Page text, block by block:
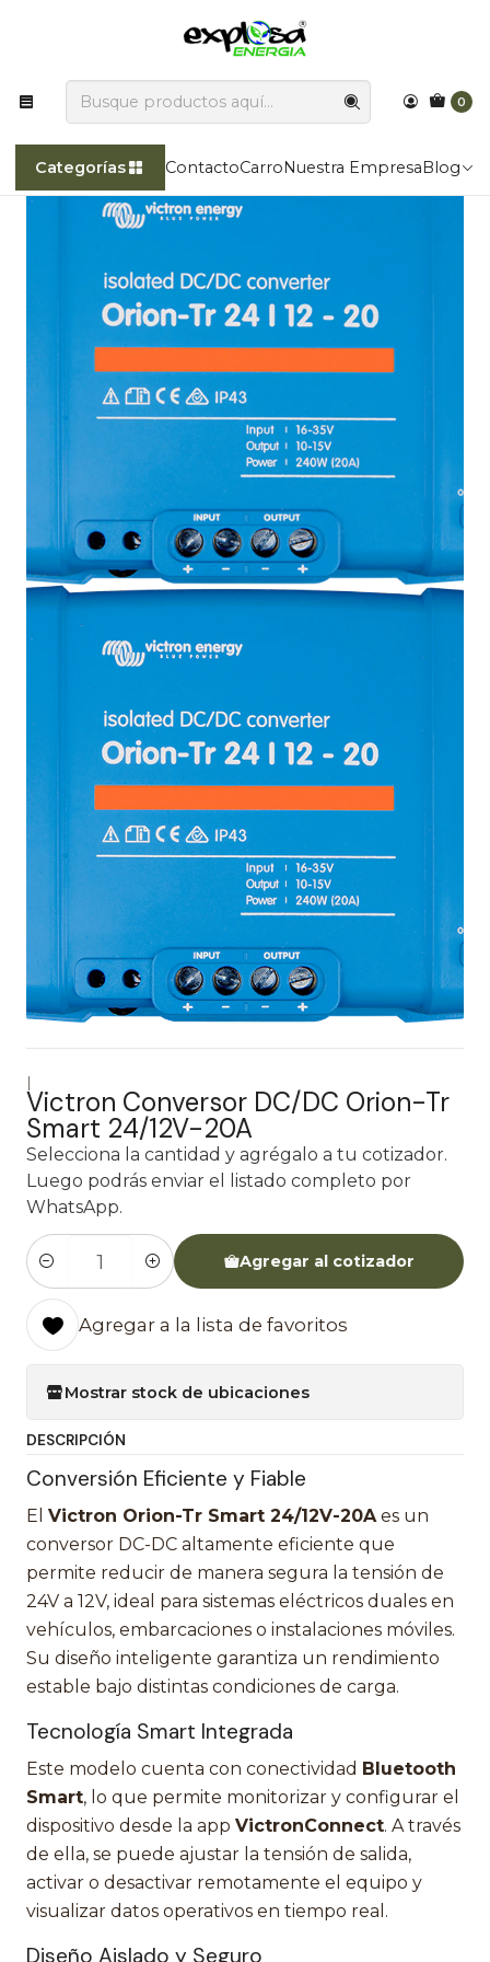
0
Categorías ContactoCarroNuestra EmpresaBlog
Explosa Energía transforma la luz del sol en poder!!
Victron Conversor DC/DC Orion-Tr Smart 24/12V-20A
|
Victron Conversor DC/DC Orion-Tr
Smart 24/12V-20A
Cantidad
Agregar al cotizador
Selecciona la cantidad y agrégalo a tu cotizador.
Luego podrás enviar el listado completo por
WhatsApp.
Agregar a la lista de favoritos
Mostrar stock de ubicaciones
DESCRIPCIÓN
Conversión Eficiente y Fiable
El Victron Orion-Tr Smart 24/12V-20Aes un
conversor DC-DC altamente eficiente que
permite reducir de manera segura la tensión de
24V a 12V, ideal para sistemas eléctricos duales en
vehículos, embarcaciones o instalaciones móviles.
Su diseño inteligente garantiza un rendimiento
estable bajo distintas condiciones de carga.
Tecnología Smart Integrada
Este modelo cuenta con conectividad Bluetooth
Smart, lo que permite monitorizar y configurar el
dispositivo desde la app VictronConnect. A través
de ella, se puede ajustar la tensión de salida,
activar o desactivar remotamente el equipo y
visualizar datos operativos en tiempo real.
Diseño Aislado y Seguro